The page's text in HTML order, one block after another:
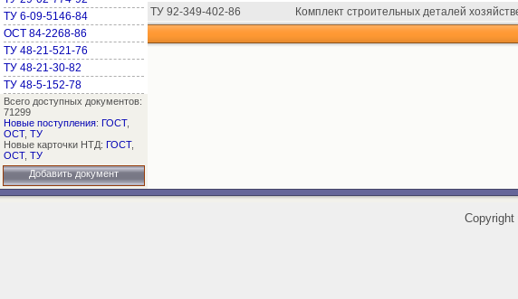
ТУ 6-09-5146-84
ОСТ 84-2268-86
ТУ 48-21-521-76
ТУ 48-21-30-82
ТУ 48-5-152-78
Всего доступных документов:
71299
Новые поступления: ГОСТ,
ОСТ, ТУ
Новые карточки НТД: ГОСТ,
ОСТ, ТУ
Добавить документ
ТУ 92-349-402-86
Комплект строительных деталей
Copyright